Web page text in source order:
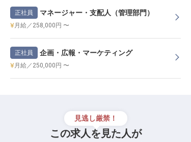
正社員 マネージャー・支配人（管理部門）
月給／258,000円 〜
正社員 企画・広報・マーケティング
月給／250,000円 〜
見逃し厳禁！
この求人を見た人が